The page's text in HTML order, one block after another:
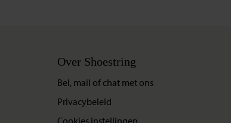
Over Shoestring
Bel, mail of chat met ons
Privacybeleid
Cookies instellingen